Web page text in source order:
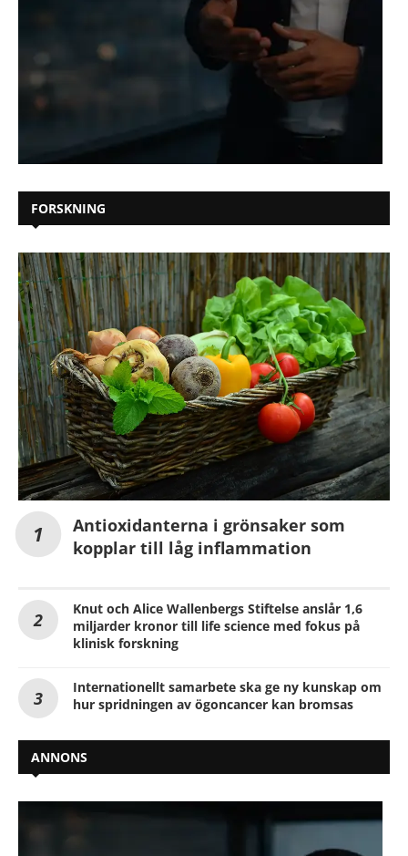
FORSKNING
Antioxidanterna i grönsaker som
kopplar till låg inflammation
Knut och Alice Wallenbergs Stiftelse anslår 1,6
miljarder kronor till life science med fokus på
klinisk forskning
Internationellt samarbete ska ge ny kunskap om
hur spridningen av ögoncancer kan bromsas
ANNONS